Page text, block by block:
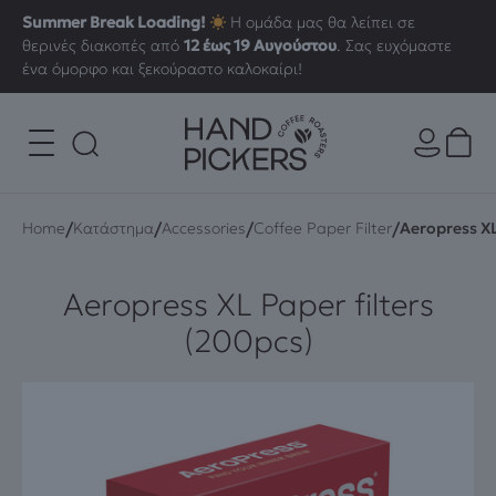
Summer Break Loading!
Η ομάδα μας θα λείπει σε
θερινές διακοπές από12 έως 19 Αυγούστου. Σας ευχόμαστε
ένα όμορφο και ξεκούραστο καλοκαίρι!
Home/Κατάστημα/Accessories/Coffee Paper Filter/Aeropress
Aeropress XL Paper filters
(200pcs)